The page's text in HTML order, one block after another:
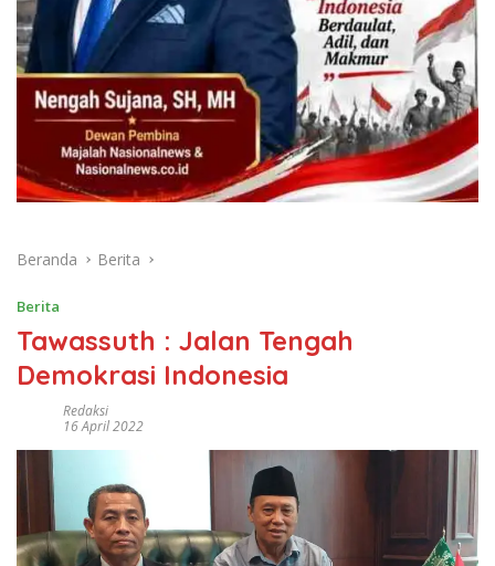
Beranda Berita
Berita
Tawassuth : Jalan Tengah
Demokrasi Indonesia
Redaksi
16 April 2022